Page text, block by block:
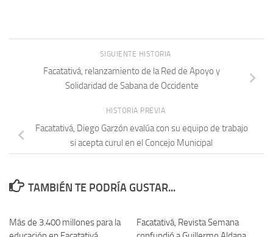
SIGUIENTE HISTORIA
Facatativá, relanzamiento de la Red de Apoyo y
Solidaridad de Sabana de Occidente
HISTORIA PREVIA
Facatativá, Diego Garzón evalúa con su equipo de trabajo
si acepta curul en el Concejo Municipal
TAMBIÉN TE PODRÍA GUSTAR...
Más de 3.400 millones para la
Facatativá, Revista Semana